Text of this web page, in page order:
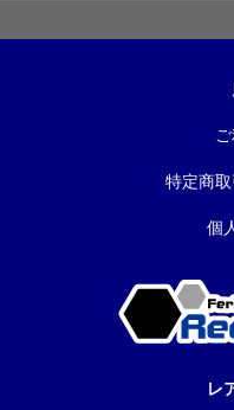
特定商
個
レ